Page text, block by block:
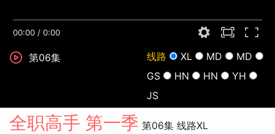
00:00 / 0:00
第06集 线路 XL MD
MD
GS
HN HN
YH
JS
全职高手 第一季 第06集 线路XL